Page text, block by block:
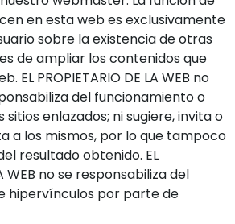
en esta web es exclusivamente
sobre la existencia de otras
de ampliar los contenidos que
EL PROPIETARIO DE LA WEB no
del funcionamiento o
enlazados; ni sugiere, invita o
a los mismos, por lo que tampoco
resultado obtenido. EL
WEB no se responsabiliza del
hipervínculos por parte de